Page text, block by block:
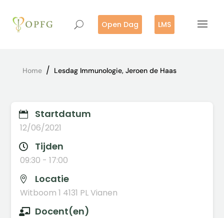
Open Dag LMS
Home / Lesdag Immunologie, Jeroen de Haas
 Startdatum
12/06/2021
 Tijden
09:30 - 17:00
 Locatie
Witboom 1 4131 PL Vianen
 Docent(en)